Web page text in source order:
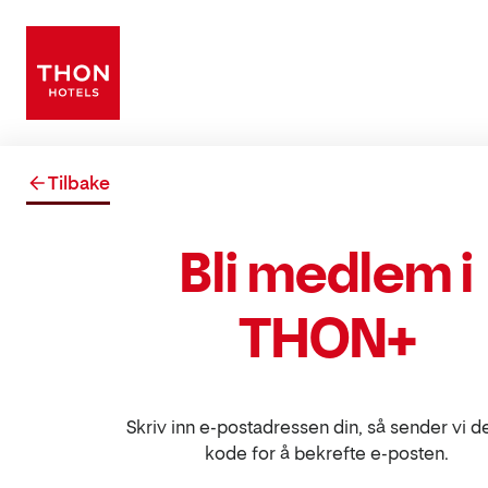
Tilbake
Bli medlem i
THON+
Skriv inn e-postadressen din, så sender vi
kode for å bekrefte e-posten.